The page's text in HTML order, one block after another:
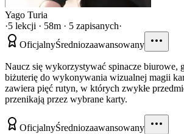
Yago Turia
·5 lekcji · 58m · 5 zapisanych·
OficjalnyŚredniozaawansowany
Naucz się wykorzystywać spinacze biurowe,
biżuterię do wykonywania wizualnej magii
zawiera pięć rutyn, w których zwykłe
przenikają przez wybrane karty.
OficjalnyŚredniozaawansowany